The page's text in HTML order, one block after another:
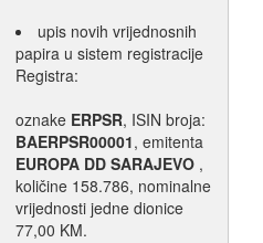
upis novih vrijednosnih
papira u sistem registracije
Registra:
oznake ERPSR, ISIN broja:
BAERPSR00001, emitenta
EUROPA DD SARAJEVO ,
količine 158.786, nominalne
vrijednosti jedne dionice
77,00 KM.